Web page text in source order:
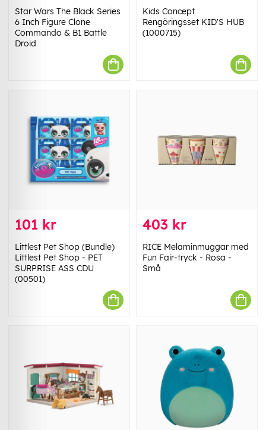
Star Wars The Black Series
6 Inch Figure Clone
Commando & B1 Battle
Droid
Kids Concept
Rengöringsset KID'S HUB
(1000715)
101 kr
Littlest Pet Shop (Bundle)
Littlest Pet Shop - PET
SURPRISE ASS CDU
(00501)
403 kr
RICE Melaminmuggar med
Fun Fair-tryck - Rosa -
Små